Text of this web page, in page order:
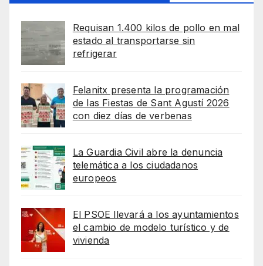
Requisan 1.400 kilos de pollo en mal
estado al transportarse sin
refrigerar
Felanitx presenta la programación
de las Fiestas de Sant Agustí 2026
con diez días de verbenas
La Guardia Civil abre la denuncia
telemática a los ciudadanos
europeos
El PSOE llevará a los ayuntamientos
el cambio de modelo turístico y de
vivienda